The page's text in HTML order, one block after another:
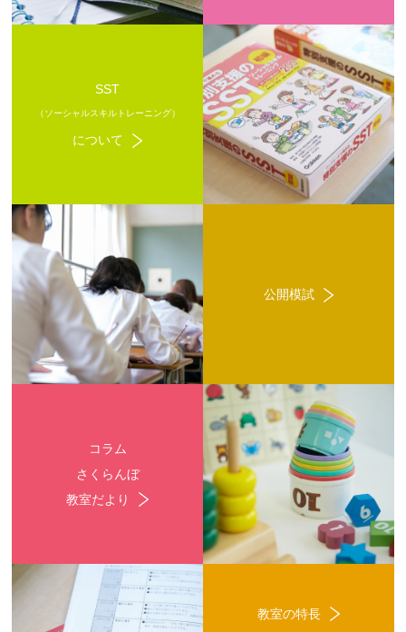
SST
（ソーシャルスキルトレーニング）
について
公開模試
コラム
さくらんぼ
教室だより
教室の特長